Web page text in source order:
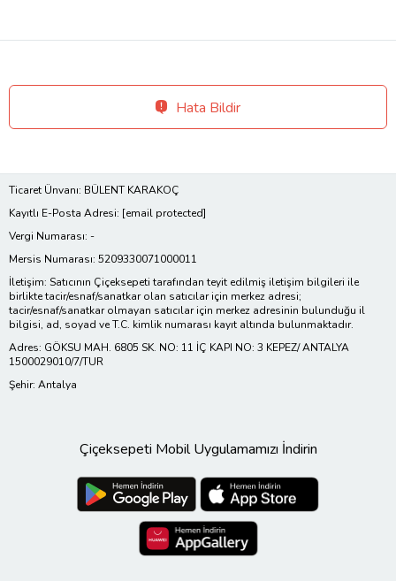
Hata Bildir
Ticaret Ünvanı: BÜLENT KARAKOÇ
Kayıtlı E-Posta Adresi: [email protected]
Vergi Numarası: -
Mersis Numarası: 5209330071000011
İletişim: Satıcının Çiçeksepeti tarafından teyit edilmiş iletişim bilgileri ile
birlikte tacir/esnaf/sanatkar olan satıcılar için merkez adresi;
tacir/esnaf/sanatkar olmayan satıcılar için merkez adresinin bulunduğu il
bilgisi, ad, soyad ve T.C. kimlik numarası kayıt altında bulunmaktadır.
Adres: GÖKSU MAH. 6805 SK. NO: 11 İÇ KAPI NO: 3 KEPEZ/ ANTALYA
1500029010/7/TUR
Şehir: Antalya
Çiçeksepeti Mobil Uygulamamızı İndirin